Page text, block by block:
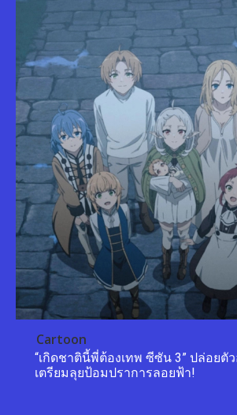
Cartoon
“เกิดชาตินี้พี่ต้องเทพ ซีซัน 3” ปล่อยตั
เตรียมลุยป้อมปราการลอยฟ้า!